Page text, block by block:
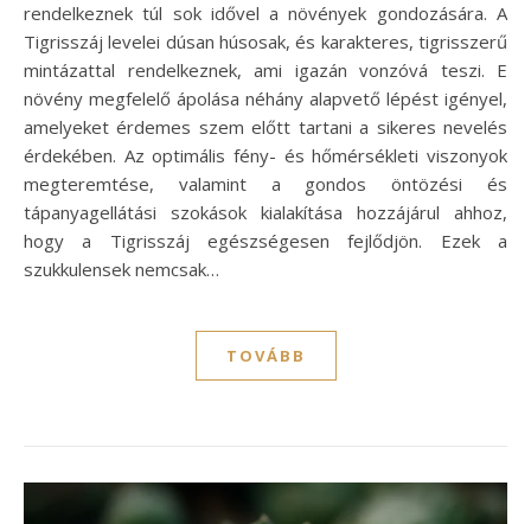
rendelkeznek túl sok idővel a növények gondozására. A
Tigrisszáj levelei dúsan húsosak, és karakteres, tigrisszerű
mintázattal rendelkeznek, ami igazán vonzóvá teszi. E
növény megfelelő ápolása néhány alapvető lépést igényel,
amelyeket érdemes szem előtt tartani a sikeres nevelés
érdekében. Az optimális fény- és hőmérsékleti viszonyok
megteremtése, valamint a gondos öntözési és
tápanyagellátási szokások kialakítása hozzájárul ahhoz,
hogy a Tigrisszáj egészségesen fejlődjön. Ezek a
szukkulensek nemcsak…
TOVÁBB